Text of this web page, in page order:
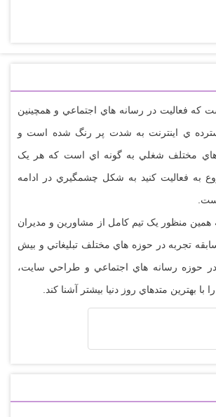
که فعاليت در رسانه هاي اجتماعي و همچينين
ي اينترنت به شدت پر رنگ شده است و
هاي مختلف شغلي به گونه اي است که هر يک
به فعاليت کنيد به شکل چشمگيري در ادامه
منظور يک تيم کامل از مشاورين و مديران
45 سال سابقه تجربه در حوزه هاي مختلف تبليغاتي و بيش
حوزه رسانه هاي اجتماعي و طراحي سايت،
بهترين متدهاي روز دنيا بيشتر آشنا کند.